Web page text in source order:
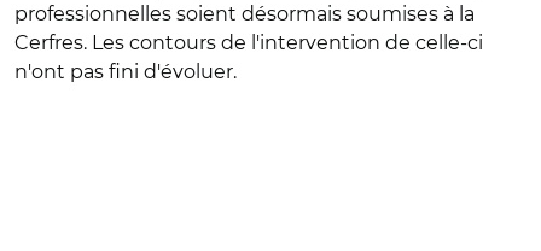
professionnelles soient désormais soumises à la
Cerfres. Les contours de l'intervention de celle-ci
n'ont pas fini d'évoluer.